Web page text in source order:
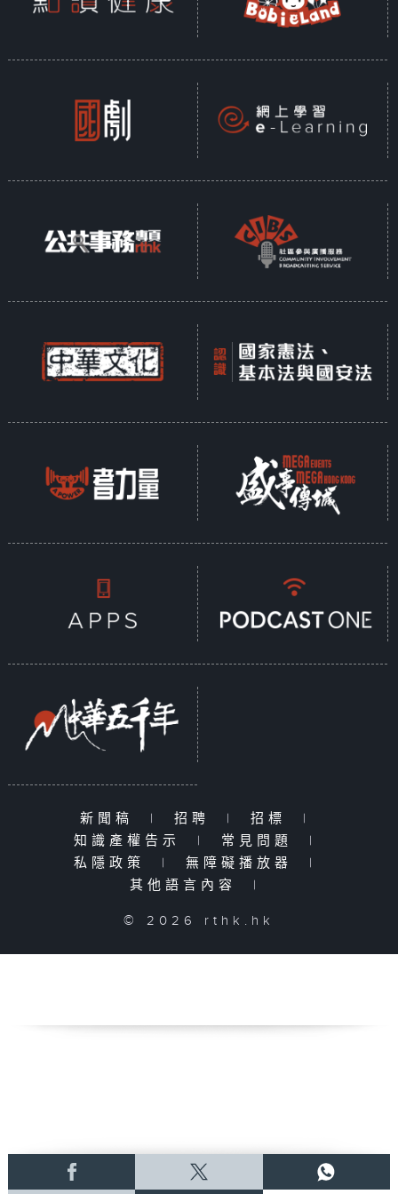
新聞稿 | 招聘 | 招標
|
知識產權告示
| 常見問題
|
私隱政策
| 無障礙播放器
|
其他語言內容
|
© 2026 rthk.hk